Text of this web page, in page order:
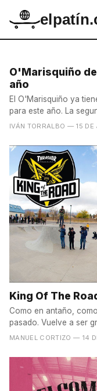
O'Marisquiño
año
El O'Marisquiño ya
para este año. La
IVÁN TORRALBO — 15 DE
King Of The
Como en antaño,
pasado. Vuelve a ser
MANUEL CORTIZO — 14